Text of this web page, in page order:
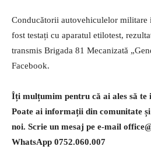
Conducătorii autovehiculelor militare
fost testați cu aparatul etilotest,
transmis Brigada 81 Mecanizată
Facebook.
Îți mulțumim pentru că ai ales să te
Poate ai informații din comunitate
noi. Scrie un mesaj pe e-mail
WhatsApp 0752.060.007